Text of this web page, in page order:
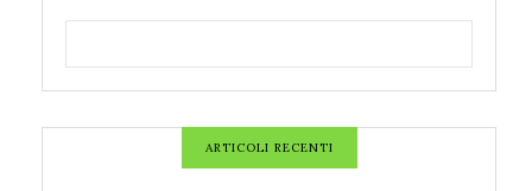
ARTICOLI RECENTI